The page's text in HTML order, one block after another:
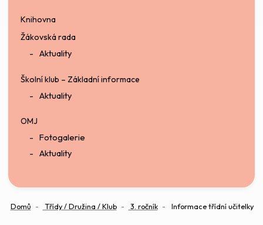
Knihovna
Žákovská rada
Aktuality
Školní klub – Základní informace
Aktuality
OMJ
Fotogalerie
Aktuality
Domů Třídy / Družina / Klub 3. ročník Informace třídní učitelky